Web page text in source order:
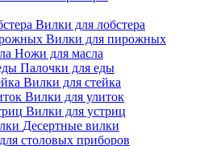
Вилки для лобстера
Вилки для пирожных
Ножи для масла
Палочки для еды
Вилки для стейка
Вилки для улиток
Вилки для устриц
Десертные вилки